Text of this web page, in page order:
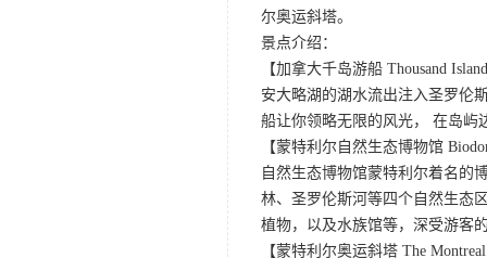
尔奥运斜塔。
景点介绍：
【加拿大千岛游船 Thousand
安大略湖的湖水流出注入圣罗伦
船让你领略无限的风光， 在岛屿
【蒙特利尔自然生态博物馆
自然生态博物馆蒙特利尔着名的
林、圣罗伦斯河等四个自然生态
植物，以及水族馆等，深受游客
【蒙特利尔奥运斜塔 The